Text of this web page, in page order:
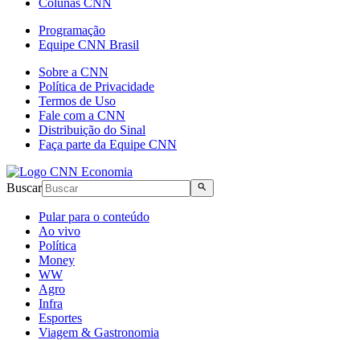
Programação
Equipe CNN Brasil
Sobre a CNN
Política de Privacidade
Termos de Uso
Fale com a CNN
Distribuição do Sinal
Faça parte da Equipe CNN
Buscar
Pular para o conteúdo
Ao vivo
Política
Money
WW
Agro
Infra
Esportes
Viagem & Gastronomia